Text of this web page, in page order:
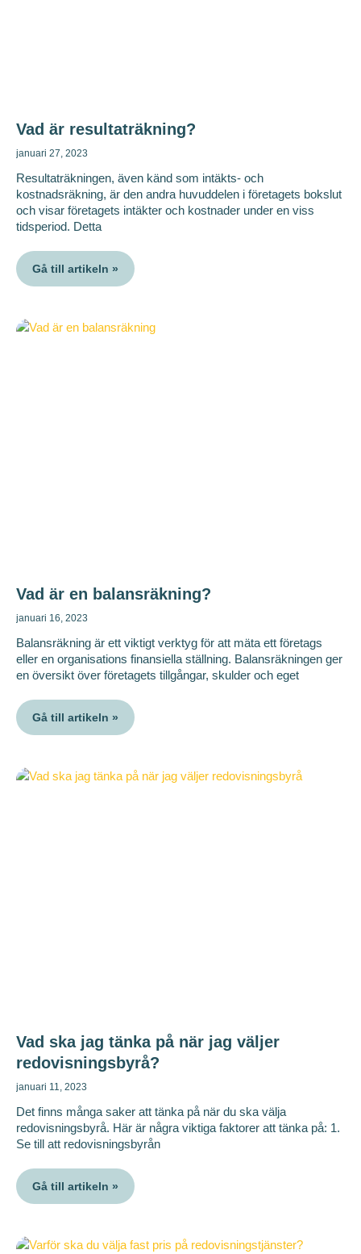
Vad är resultaträkning?
januari 27, 2023
Resultaträkningen, även känd som intäkts- och
kostnadsräkning, är den andra huvuddelen i företagets bokslut
och visar företagets intäkter och kostnader under en viss
tidsperiod. Detta
Gå till artikeln »
Vad är en balansräkning?
januari 16, 2023
Balansräkning är ett viktigt verktyg för att mäta ett företags
eller en organisations finansiella ställning. Balansräkningen ger
en översikt över företagets tillgångar, skulder och eget
Gå till artikeln »
Vad ska jag tänka på när jag väljer
redovisningsbyrå?
januari 11, 2023
Det finns många saker att tänka på när du ska välja
redovisningsbyrå. Här är några viktiga faktorer att tänka på: 1.
Se till att redovisningsbyrån
Gå till artikeln »